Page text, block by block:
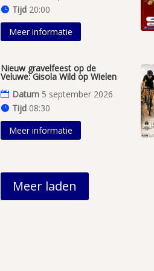
Tijd 20:00
Meer informatie
Nieuw gravelfeest op de
Veluwe: Gisola Wild op Wielen
Datum 5 september 2026
Tijd 08:30
Meer informatie
Meer laden